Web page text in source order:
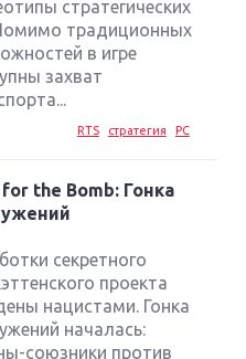
стратегических
традиционных
в игре
захват
RTS стратегия PC
for the Bomb: Гонка
секретного
проекта
нацистами. Гонка
началась:
союзники против